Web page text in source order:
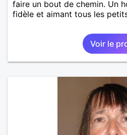
faire un bout de chemin. Un
fidèle et aimant tous les
Voir le